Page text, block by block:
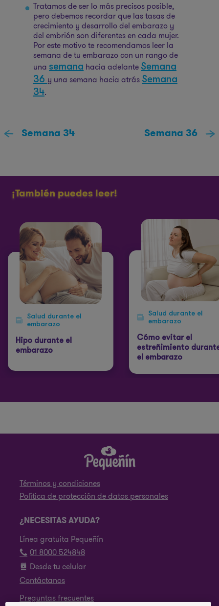
Tratamos de ser lo más precisos posible,
pero debemos recordar que las tasas de
crecimiento y desarrollo del embarazo y
del embrión son diferentes en cada mujer.
Por este motivo te recomendamos leer la
semana de tu embarazo con un rango de
una semana hacia adelante Semana
36 y una semana hacia atrás Semana
34.
Semana 34 Semana 36
¡También puedes leer!
Salud durante el
embarazo
Hipo durante el
embarazo
Salud durante el
embarazo
Cómo evitar el
estreñimiento
el embarazo
Términos y condiciones
Política de protección de datos personales
¿NECESITAS AYUDA?
Línea gratuita Pequeñín
01 8000 524848
Desde tu celular
Contáctanos
Preguntas frecuentes